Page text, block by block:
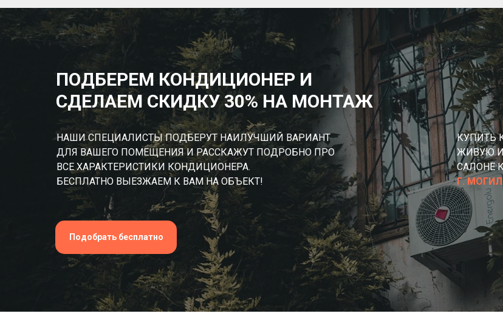
ПОДБЕРЕМ КОНДИЦИОНЕР И
СДЕЛАЕМ СКИДКУ 30% НА МОНТАЖ
НАШИ СПЕЦИАЛИСТЫ ПОДБЕРУТ НАИЛУЧШИЙ ВАРИАНТ
ДЛЯ ВАШЕГО ПОМЕЩЕНИЯ И РАССКАЖУТ ПОДРОБНО ПРО
ВСЕ ХАРАКТЕРИСТИКИ КОНДИЦИОНЕРА.
БЕСПЛАТНО ВЫЕЗЖАЕМ К ВАМ НА ОБЪЕКТ!
Подобрать бесплатно
КУПИТЬ
ЖИВУЮ И
САЛОНЕ
Г.